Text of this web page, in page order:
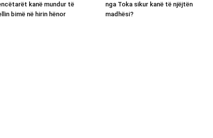
kanë mundur të
bimë në hirin hënor
nga Toka sikur kanë të njëjtën
madhësi?